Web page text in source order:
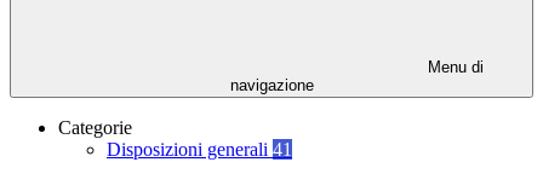
Menu di
navigazione
Categorie
Disposizioni generali 41